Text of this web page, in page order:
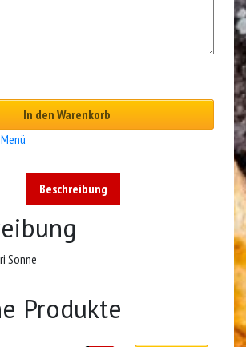
In den Warenkorb
Beschreibung
Sonne
Produkte